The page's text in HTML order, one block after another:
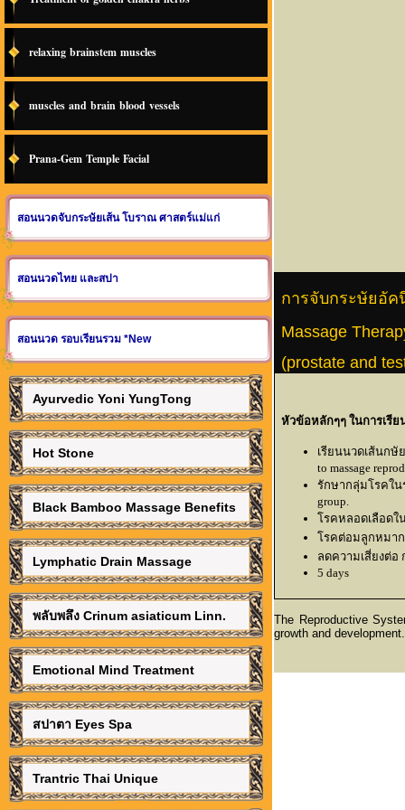
relaxing brainstem muscles
muscles and brain blood vessels
Prana-Gem Temple Facial
สอนนวดจับกระษัยเส้น โบราณ ศาสตร์แม่แก่
สอนนวดไทย และสปา
สอนนวด รอบเรียนรวม *New
Ayurvedic Yoni YungTong
Hot Stone
Black Bamboo Massage Benefits
Lymphatic Drain Massage
พลับพลึง Crinum asiaticum Linn.
Emotional Mind Treatment
สปาตา Eyes Spa
Trantric Thai Unique
การจับกระษัยอั
Massage
(prostate and
หัวข้อหลักๆๆ ในการเรีย
เรียนนวดเส้นก
to massage
รักษากลุ่มโรคใน
group.
โรคหลอดเลือดใ
โรคต่อมลูกหมาก
ลดความเสี่ยงต่อ
5 days
The Reproductive
growth and